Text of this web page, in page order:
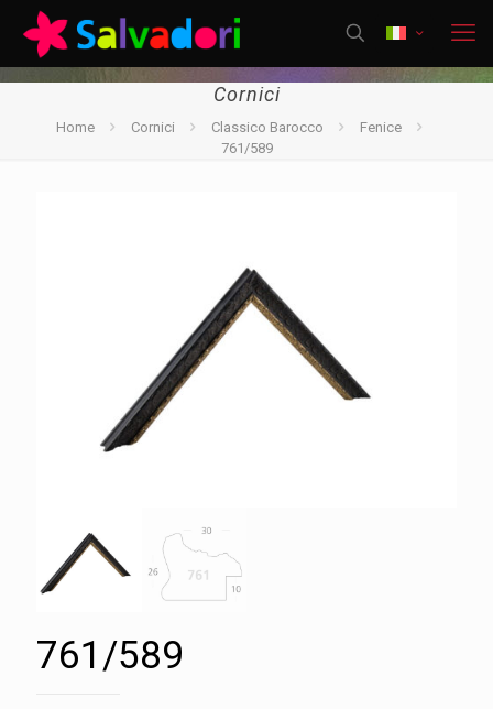
Cornici
Home Cornici Classico Barocco
Fenice
761/589
761/589